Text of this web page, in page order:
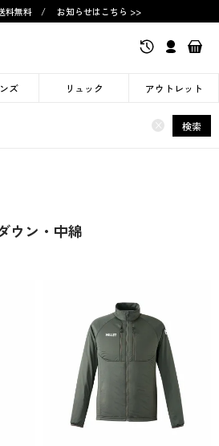
料無料 / お知らせはこちら >>
ズ リュック アウトレット
× 検索
ウン・中綿